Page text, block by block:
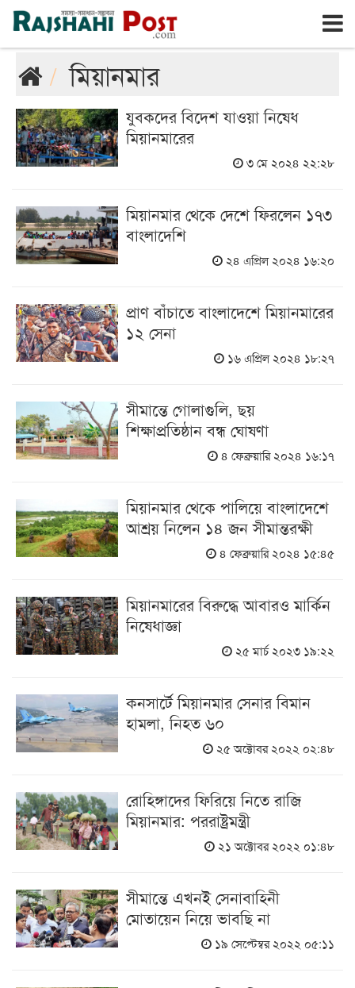
রাজশাহী শনিবার, ৮ই আগস্ট ২০২৬, ২৫শে শ্রাবণ ১৪৩৩
মিয়ানমার
যুবকদের বিদেশ যাওয়া নিষেধ
মিয়ানমারের
৩ মে ২০২৪ ২২:২৮
মিয়ানমার থেকে দেশে ফিরলেন ১৭৩
বাংলাদেশি
২৪ এপ্রিল ২০২৪ ১৬:২০
প্রাণ বাঁচাতে বাংলাদেশে মিয়ানমারের
১২ সেনা
১৬ এপ্রিল ২০২৪ ১৮:২৭
সীমান্তে গোলাগুলি, ছয়
শিক্ষাপ্রতিষ্ঠান বন্ধ ঘোষণা
৪ ফেব্রুয়ারি ২০২৪ ১৬:১৭
মিয়ানমার থেকে পালিয়ে বাংলাদেশে
আশ্রয় নিলেন ১৪ জন সীমান্তরক্ষী
৪ ফেব্রুয়ারি ২০২৪ ১৫:৪৫
মিয়ানমারের বিরুদ্ধে আবারও মার্কিন
নিষেধাজ্ঞা
২৫ মার্চ ২০২৩ ১৯:২২
কনসার্টে মিয়ানমার সেনার বিমান
হামলা, নিহত ৬০
২৫ অক্টোবর ২০২২ ০২:৪৮
রোহিঙ্গাদের ফিরিয়ে নিতে রাজি
মিয়ানমার: পররাষ্ট্রমন্ত্রী
২১ অক্টোবর ২০২২ ০১:৪৮
সীমান্তে এখনই সেনাবাহিনী
মোতায়েন নিয়ে ভাবছি না
১৯ সেপ্টেম্বর ২০২২ ০৫:১১